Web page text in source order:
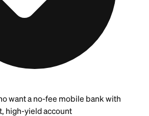
want a no-fee mobile bank with
high-yield account